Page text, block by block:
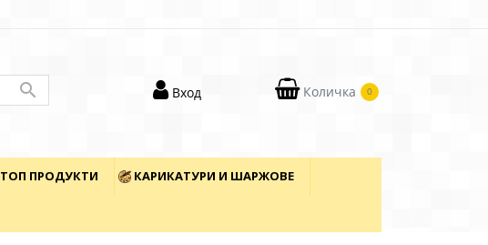
 Вход Количка 0
ТОП ПРОДУКТИ КАРИКАТУРИ И ШАРЖОВЕ